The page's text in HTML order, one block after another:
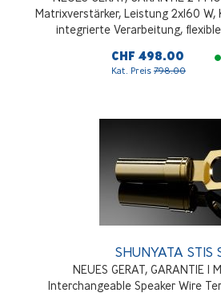
Matrixverstärker, Leistung 2x160 W,
integrierte Verarbeitung,
Mehrraumarchitektur, Desktop-
CHF 498.00
Kat. Preis 798.00
SHUNYATA STIS
NEUES GERAT, GARANTIE 1
Interchangeable Speaker Wire